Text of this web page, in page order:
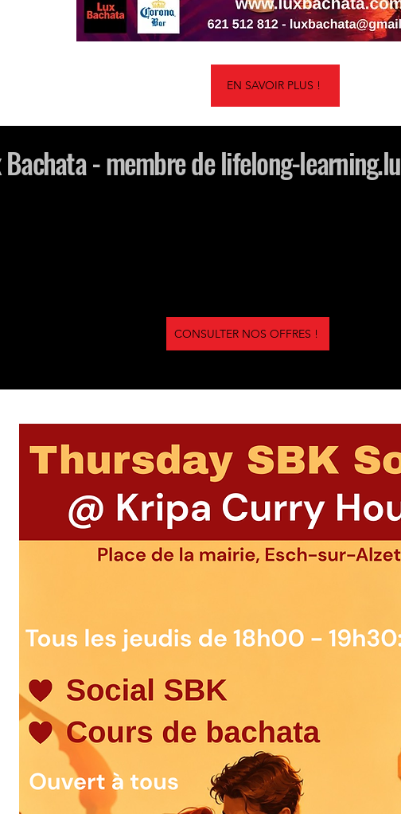
EN SAVOIR PLUS !
Bachata - membre de lifelong-learning.lu
CONSULTER NOS OFFRES !